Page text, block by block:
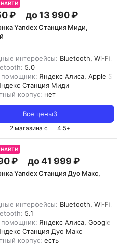
НАЙТИ
₽ до 13 990 ₽
Yandex Станция Миди,
интерфейсы: Bluetooth, Wi-Fi,
5.0
помощник: Яндекс Алиса, Apple Siri
Станция Миди
корпус: нет
Все цены3
2 магазина с 4.5+
НАЙТИ
₽ до 41 999 ₽
Yandex Станция Дуо Макс,
интерфейсы: Bluetooth, Wi-Fi,
5.1
помощник: Яндекс Алиса, Google
Станция Дуо Макс
корпус: есть